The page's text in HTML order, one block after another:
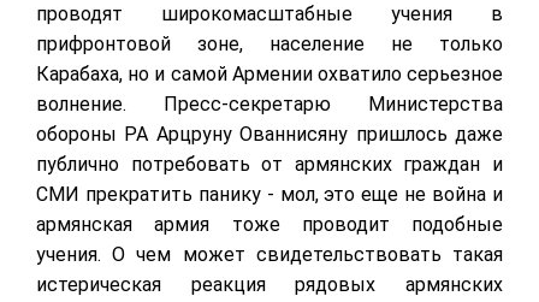
проводят широкомасштабные учения в
прифронтовой зоне, население не только
Карабаха, но и самой Армении охватило серьезное
волнение. Пресс-секретарю Министерства
обороны РА Арцруну Ованнисяну пришлось даже
публично потребовать от армянских граждан и
СМИ прекратить панику - мол, это еще не война и
армянская армия тоже проводит подобные
учения. О чем может свидетельствовать такая
истерическая реакция рядовых армянских